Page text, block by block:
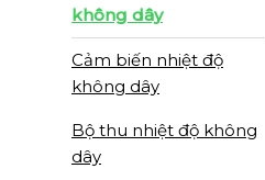
không dây
Cảm biến nhiệt độ
không dây
Bộ thu nhiệt độ không
dây